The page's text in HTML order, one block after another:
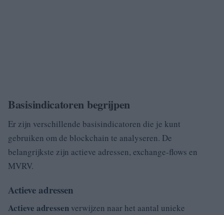
Basisindicatoren begrijpen
Er zijn verschillende basisindicatoren die je kunt
gebruiken om de blockchain te analyseren. De
belangrijkste zijn actieve adressen, exchange-flows en
MVRV.
Actieve adressen
Actieve adressen verwijzen naar het aantal unieke